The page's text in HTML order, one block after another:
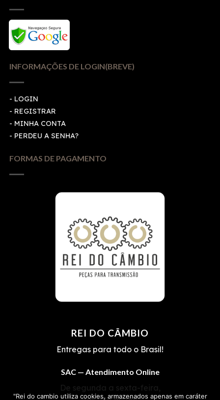
INFORMAÇÕES DE LOGIN(BREVE)
- LOGIN
- REGISTRAR
- MINHA CONTA
- PERDEU A SENHA?
FORMAS DE PAGAMENTO
REI DO CÂMBIO
Entregas para todo o Brasil!
SAC — Atendimento Online
De segunda a sexta-feira,
"Rei do cambio utiliza cookies, armazenados apenas em caráter